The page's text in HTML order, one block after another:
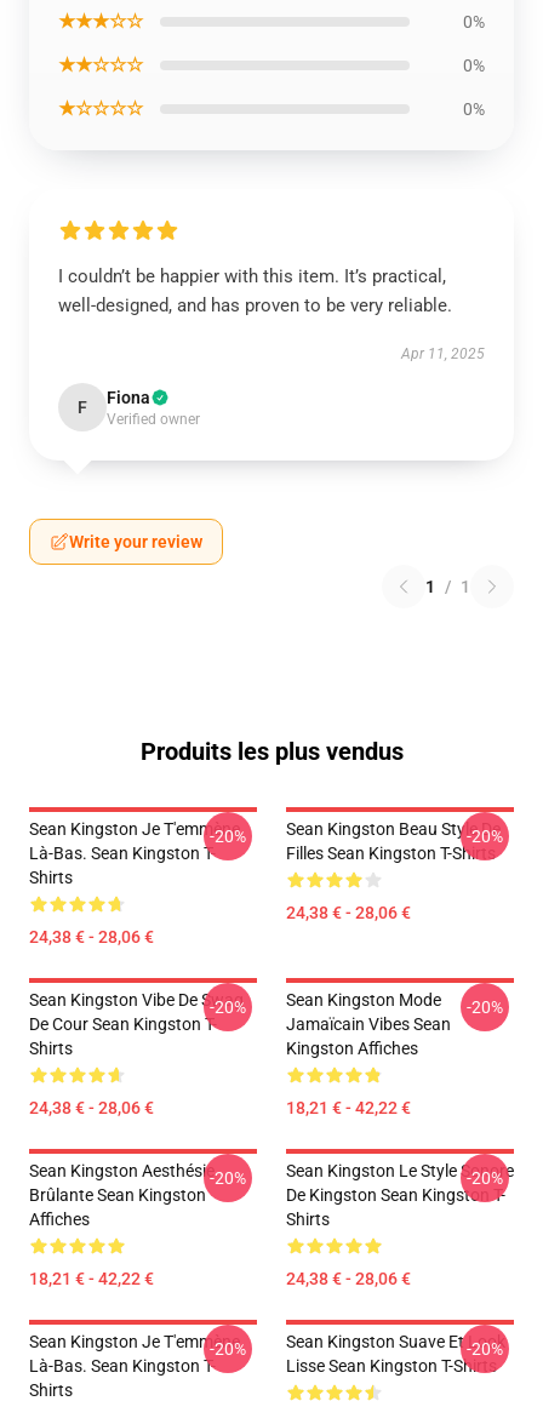
★★★☆☆ 0%
★★☆☆☆ 0%
★☆☆☆☆ 0%
I couldn’t be happier with this item. It’s practical,
well-designed, and has proven to be very reliable.
Apr 11, 2025
F Fiona
Verified owner
Write your review
1 / 1
Produits les plus vendus
Sean Kingston Je T'emmène
Là-Bas. Sean Kingston T-
Shirts
24,38 € - 28,06 €
-20%
Sean Kingston Beau Style De
Filles Sean Kingston T-Shirts
24,38 € - 28,06 €
-20%
Sean Kingston Vibe De Swag
De Cour Sean Kingston T-
Shirts
24,38 € - 28,06 €
-20%
Sean Kingston Mode
Jamaïcain Vibes Sean
Kingston Affiches
18,21 € - 42,22 €
-20%
Sean Kingston Aesthésie
Brûlante Sean Kingston
Affiches
18,21 € - 42,22 €
-20%
Sean Kingston Le Style Sonore
De Kingston Sean Kingston T-
Shirts
24,38 € - 28,06 €
-20%
Sean Kingston Je T'emmène
Là-Bas. Sean Kingston T-
Shirts
-20%
Sean Kingston Suave Et Look
Lisse Sean Kingston T-Shirts
-20%